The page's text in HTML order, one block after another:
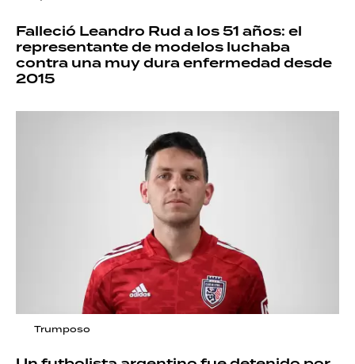
Falleció Leandro Rud a los 51 años: el
representante de modelos luchaba
contra una muy dura enfermedad desde
2015
Trumposo